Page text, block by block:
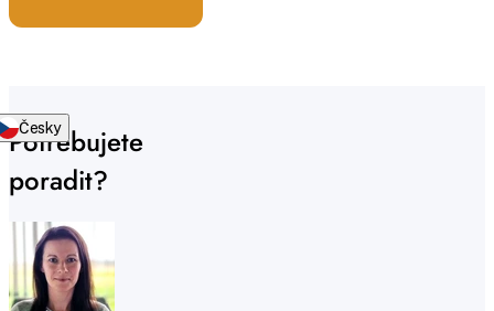
Potřebujete
poradit?
Česky